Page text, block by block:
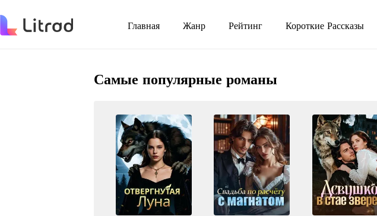
Главная Жанр Рейтинг Короткие Рассказы
Самые популярные романы